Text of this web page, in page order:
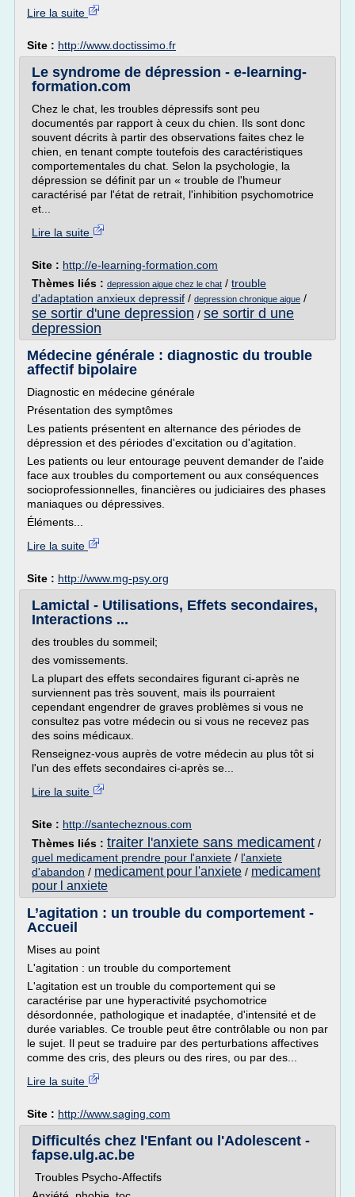
Lire la suite
Site : http://www.doctissimo.fr
Le syndrome de dépression - e-learning-
formation.com
Chez le chat, les troubles dépressifs sont peu
documentés par rapport à ceux du chien. Ils sont donc
souvent décrits à partir des observations faites chez le
chien, en tenant compte toutefois des caractéristiques
comportementales du chat. Selon la psychologie, la
dépression se définit par un « trouble de l'humeur
caractérisé par l'état de retrait, l'inhibition psychomotrice
et...
Lire la suite
Site : http://e-learning-formation.com
Thèmes liés : depression aigue chez le chat / trouble
d'adaptation anxieux depressif / depression chronique aigue /
se sortir d'une depression / se sortir d une
depression
Médecine générale : diagnostic du trouble
affectif bipolaire
Diagnostic en médecine générale
Présentation des symptômes
Les patients présentent en alternance des périodes de
dépression et des périodes d'excitation ou d'agitation.
Les patients ou leur entourage peuvent demander de l'aide
face aux troubles du comportement ou aux conséquences
socioprofessionnelles, financières ou judiciaires des phases
maniaques ou dépressives.
Éléments...
Lire la suite
Site : http://www.mg-psy.org
Lamictal - Utilisations, Effets secondaires,
Interactions ...
des troubles du sommeil;
des vomissements.
La plupart des effets secondaires figurant ci-après ne
surviennent pas très souvent, mais ils pourraient
cependant engendrer de graves problèmes si vous ne
consultez pas votre médecin ou si vous ne recevez pas
des soins médicaux.
Renseignez-vous auprès de votre médecin au plus tôt si
l'un des effets secondaires ci-après se...
Lire la suite
Site : http://santecheznous.com
Thèmes liés : traiter l'anxiete sans medicament /
quel medicament prendre pour l'anxiete / l'anxiete
d'abandon / medicament pour l'anxiete / medicament
pour l anxiete
L’agitation : un trouble du comportement -
Accueil
Mises au point
L'agitation : un trouble du comportement
L'agitation est un trouble du comportement qui se
caractérise par une hyperactivité psychomotrice
désordonnée, pathologique et inadaptée, d'intensité et de
durée variables. Ce trouble peut être contrôlable ou non par
le sujet. Il peut se traduire par des perturbations affectives
comme des cris, des pleurs ou des rires, ou par des...
Lire la suite
Site : http://www.saging.com
Difficultés chez l'Enfant ou l'Adolescent -
fapse.ulg.ac.be
Troubles Psycho-Affectifs